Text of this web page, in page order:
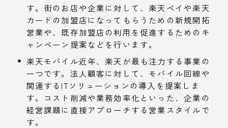
す。街のお店や企業に対して、楽天ペイや楽天
カードの加盟店になってもらうための新規開拓
営業や、既存加盟店の利用を促進するためのキ
ャンペーン提案などを行います。
楽天モバイル近年、楽天が最も注力する事業の
一つです。法人顧客に対して、モバイル回線や
関連するITソリューションの導入を提案しま
す。コスト削減や業務効率化といった、企業の
経営課題に直接アプローチする営業スタイルで
す。